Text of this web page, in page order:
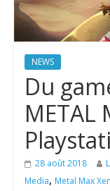
NEWS
Du
METAL
28 août 2018
Media, Metal Max